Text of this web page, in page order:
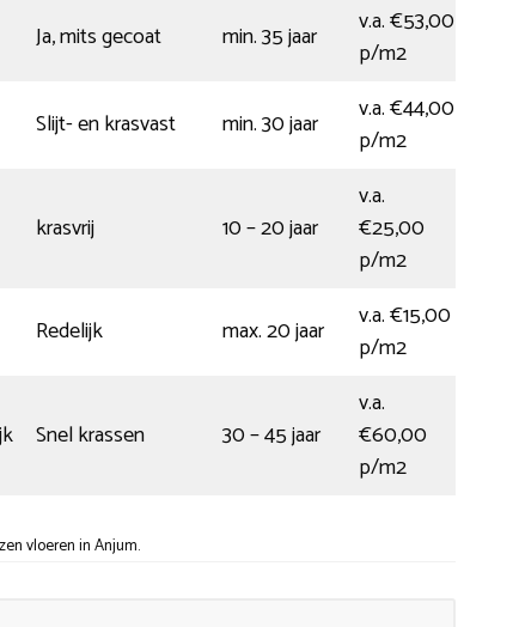
Ja, mits gecoat min. 35 jaar
v.a. €53,00
p/m2
Slijt- en krasvast min. 30 jaar
v.a. €44,00
p/m2
krasvrij 10 – 20 jaar
v.a.
€25,00
p/m2
Redelijk max. 20 jaar
v.a. €15,00
p/m2
Snel krassen 30 – 45 jaar
v.a.
€60,00
p/m2
vloeren in Anjum.